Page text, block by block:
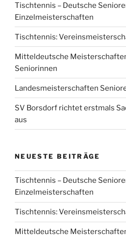
Tischtennis – Deutsche
Einzelmeisterschaften
Tischtennis:
Mitteldeutsche
Seniorinnen
Landesmeisterschaften
SV Borsdorf richtet erstmals
aus
NEUESTE BEITRÄGE
Tischtennis – Deutsche
Einzelmeisterschaften
Tischtennis:
Mitteldeutsche